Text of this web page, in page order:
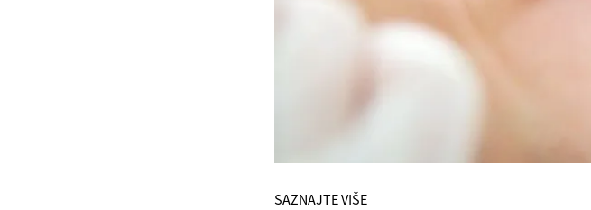
SAZNAJTE VIŠE